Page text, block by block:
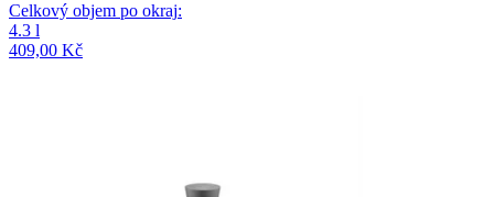
Celkový objem po okraj:
4.3 l
409,00 Kč